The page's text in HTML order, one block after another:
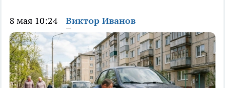
8 мая 10:24 Виктор Иванов